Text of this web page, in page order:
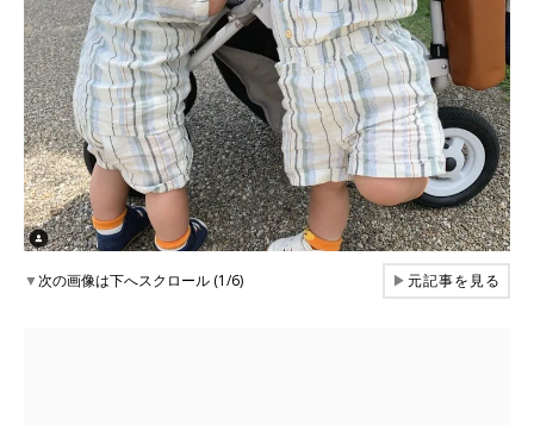
▼次の画像は下へスクロール (1/6) ▶元記事を見る